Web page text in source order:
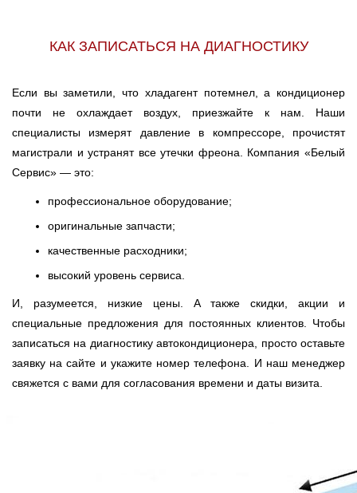
КАК ЗАПИСАТЬСЯ НА ДИАГНОСТИКУ
Если вы заметили, что хладагент потемнел, а кондиционер
почти не охлаждает воздух, приезжайте к нам. Наши
специалисты измерят давление в компрессоре, прочистят
магистрали и устранят все утечки фреона. Компания «Белый
Сервис» — это:
профессиональное оборудование;
оригинальные запчасти;
качественные расходники;
высокий уровень сервиса.
И, разумеется, низкие цены. А также скидки, акции и
специальные предложения для постоянных клиентов. Чтобы
записаться на диагностику автокондиционера, просто оставьте
заявку на сайте и укажите номер телефона. И наш менеджер
свяжется с вами для согласования времени и даты визита.